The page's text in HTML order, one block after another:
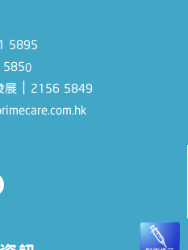
5895
5850
展
2156 5849